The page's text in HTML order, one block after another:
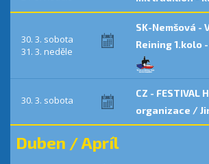
30. 3. sobota
31. 3. neděle
SK-Nemšová -
Reining 1.kolo -
30. 3. sobota
CZ - FESTIVAL
organizace /
Duben / Apríl